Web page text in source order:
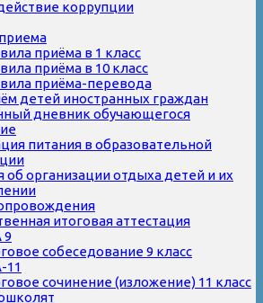
коррупции
приёма в 1 класс
приёма в 10 класс
приёма-перевода
детей иностранных граждан
дневник обучающегося
питания в образовательной
об организации отдыха детей и их
итоговая аттестация
9
собеседование 9 класс
11
сочинение (изложение) 11 класс